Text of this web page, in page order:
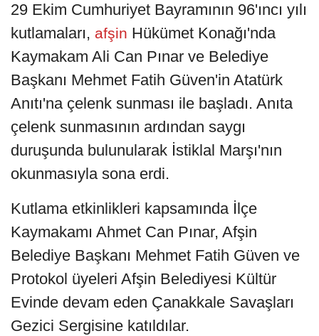
29 Ekim Cumhuriyet Bayramının 96'ıncı yılı
kutlamaları, afşin Hükümet Konağı'nda
Kaymakam Ali Can Pınar ve Belediye
Başkanı Mehmet Fatih Güven'in Atatürk
Anıtı'na çelenk sunması ile başladı. Anıta
çelenk sunmasının ardından saygı
duruşunda bulunularak İstiklal Marşı'nın
okunmasıyla sona erdi.
Kutlama etkinlikleri kapsamında İlçe
Kaymakamı Ahmet Can Pınar, Afşin
Belediye Başkanı Mehmet Fatih Güven ve
Protokol üyeleri Afşin Belediyesi Kültür
Evinde devam eden Çanakkale Savaşları
Gezici Sergisine katıldılar.